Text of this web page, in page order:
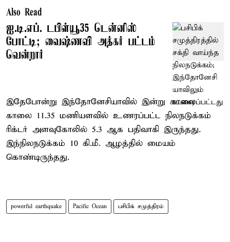
Also Read
ஐ.டி.எப். டபிள்யூ35 டென்னிஸ்
போட்டி; வைஷ்ணவி அத்கர் பட்டம்
வென்றார்
இதேபோன்று இந்தோனேசியாவில் இன்று காலை
காலை 11.35 மணியளவில் உணரப்பட்ட நிலநடுக்கம்
ரிக்டர் அளவுகோலில் 5.3 ஆக பதிவாகி இருந்தது.
இந்நிலநடுக்கம் 10 கி.மீ. ஆழத்தில் மையம்
கொண்டிருந்தது.
powerful earthquake Pacific Ocean பசிபிக் சமுத்திரம்